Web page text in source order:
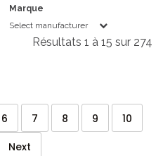
Marque
Select manufacturer
Résultats 1 à 15 sur 274
6 7 8 9
10
Next